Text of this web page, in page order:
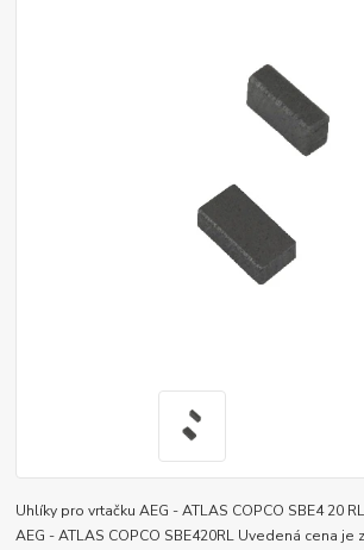
Uhlíky pro vrtačku AEG - ATLAS COPCO SBE4 20
AEG - ATLAS COPCO SBE420RL Uvedená cena je